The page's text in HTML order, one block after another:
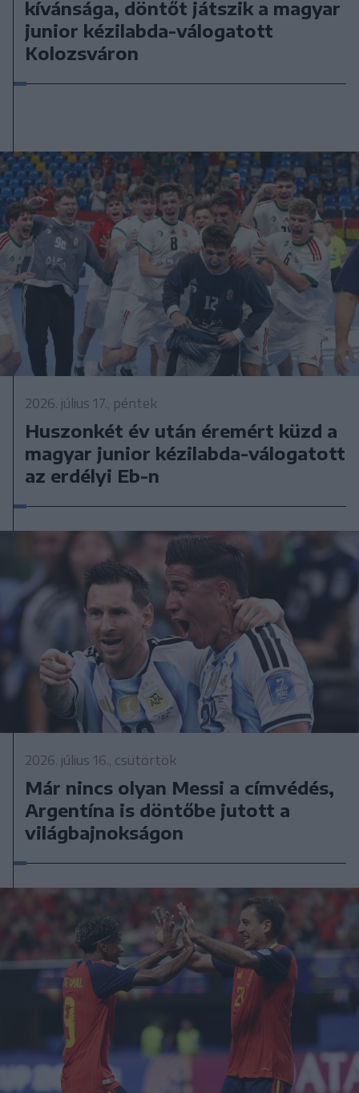
kívánsága, döntőt játszik a magyar
junior kézilabda-válogatott
Kolozsváron
2026. július 17., péntek
Huszonkét év után éremért küzd a
magyar junior kézilabda-válogatott
az erdélyi Eb-n
2026. július 16., csütörtök
Már nincs olyan Messi a címvédés,
Argentína is döntőbe jutott a
világbajnokságon